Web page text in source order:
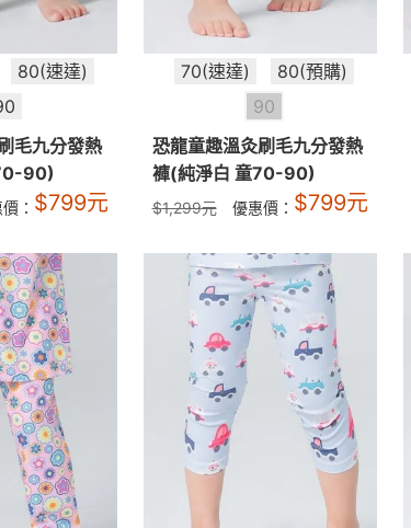
80(速達)
毛九分發熱
90)
： $799元
70(速達)
80(預購)
90
恐龍童趣溫灸刷毛九分發熱
褲(純淨白 童70-90)
$1,299元 優惠價： $799元